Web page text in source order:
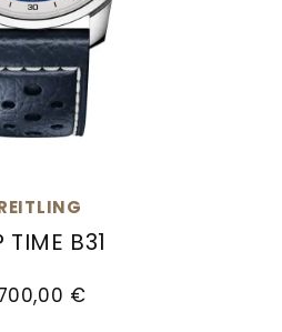
TIME B31
€